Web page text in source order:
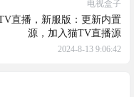
电视盒子
直播，新服版：更新内置
源，加入猫TV直播源
2024-8-13 9:06:42